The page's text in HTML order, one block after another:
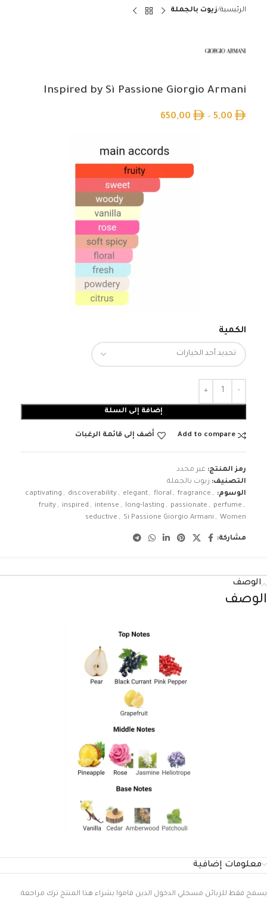
الرئيسية زيوت بالجملة
Inspired by Sì Passione Giorgio Armani
5,00
–
650,00
الكمية
إضافة إلى السلة
Add to compare أضف إلى قائمة الرغبات
رمز المنتج: غير محدد
التصنيف: زيوت بالجملة
الوسوم:
captivating , discoverability , elegant , floral , fragrance ,
fruity , inspired , intense , long-lasting , passionate , perfume ,
seductive , Sì Passione Giorgio Armani , Women
مشاركة:
الوصف
الوصف
معلومات إضافية
يسمح فقط للزبائن مسجلي الدخول الذين قاموا بشراء هذا المنتج ترك مراجعة.